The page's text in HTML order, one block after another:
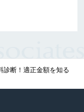
診断！適正金額を知る